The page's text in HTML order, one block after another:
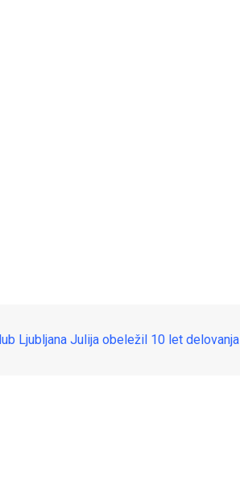
Ljubljana Julija obeležil 10 let delovanja